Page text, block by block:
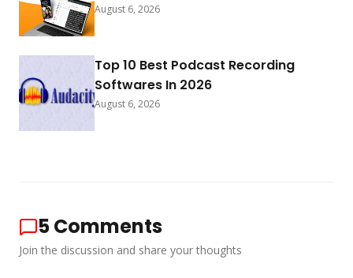
August 6, 2026
Top 10 Best Podcast Recording
Softwares In 2026
August 6, 2026
5Comments
Join the discussion and share your thoughts